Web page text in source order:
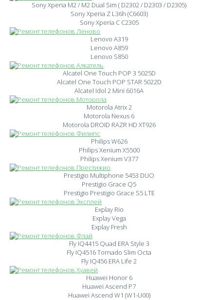
Sony Xperia M2 / M2 Dual Sim ( D2302 / D2303 / D2305)
Sony Xperia Z L36h (C6603)
Sony Xperia C C2305
Lenovo A319
Lenovo A859
Lenovo S850
Alcatel One Touch POP 3 5025D
Alcatel One Touch POP STAR 5022D
Alcatel Idol 2 Mini 6016A
Motorola Atrix 2
Motorola Nexus 6
Motorola DROID RAZR HD XT926
Philips W626
Philips Xenium X5500
Philips Xenium V377
Prestigio Multiphone 5453 DUO
Prestigio Grace Q5
Prestigio Prestigio Grace S5 LTE
Explay Rio
Explay Vega
Explay Fresh
Fly IQ4415 Quad ERA Style 3
Fly IQ4516 Tornado Slim Octa
Fly IQ456 ERA Life 2
Huawei Honor 6
Huawei Ascend P7
Huawei Ascend W1 (W1-U00)